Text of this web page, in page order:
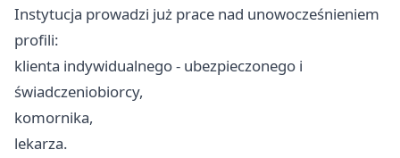
Instytucja prowadzi już prace nad unowocześnieniem
profili:
klienta indywidualnego - ubezpieczonego i
świadczeniobiorcy,
komornika,
lekarza.